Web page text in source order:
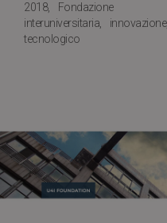
2018
Fondazione
interuniversitaria
innovazione
tecnologico